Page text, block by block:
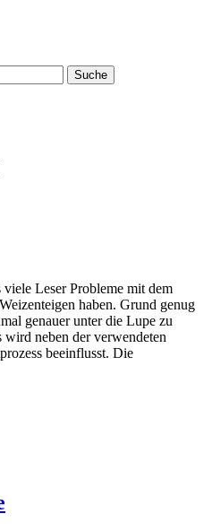
Leser Probleme mit dem
haben. Grund genug
genauer unter die Lupe zu
neben der verwendeten
beeinflusst. Die